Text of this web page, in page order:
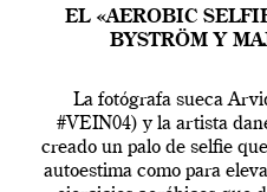
EL «AEROBIC
BYSTRÖM Y
La fotógrafa sueca
#VEIN04) y la artista
creado un palo de selfie
autoestima como para